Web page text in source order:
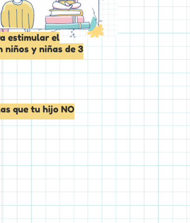
estimular el
niños y niñas de 3
que tu hijo NO